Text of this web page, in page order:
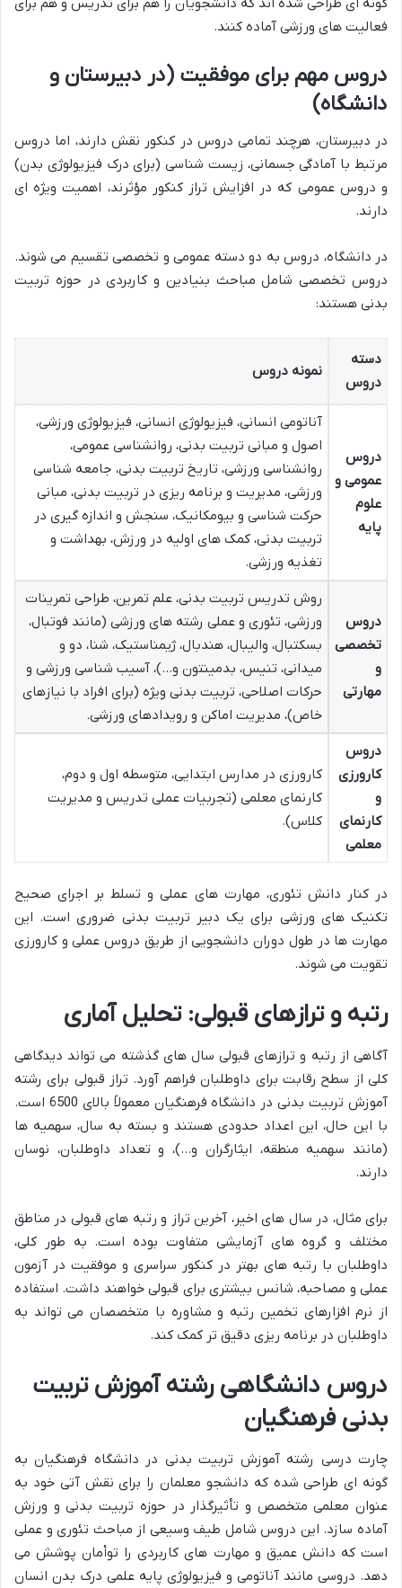
گونه ای طراحی شده اند که دانشجویان را هم برای تدریس و هم برای
فعالیت های ورزشی آماده کنند.
دروس مهم برای موفقیت (در دبیرستان و
دانشگاه)
در دبیرستان، هرچند تمامی دروس در کنکور نقش دارند، اما دروس
مرتبط با آمادگی جسمانی، زیست شناسی (برای درک فیزیولوژی بدن)
و دروس عمومی که در افزایش تراز کنکور مؤثرند، اهمیت ویژه ای
دارند.
در دانشگاه، دروس به دو دسته عمومی و تخصصی تقسیم می شوند.
دروس تخصصی شامل مباحث بنیادین و کاربردی در حوزه تربیت
بدنی هستند:
دسته
دروس
نمونه دروس
دروس
عمومی و
علوم
پایه
آناتومی انسانی، فیزیولوژی انسانی، فیزیولوژی ورزشی،
اصول و مبانی تربیت بدنی، روانشناسی عمومی،
روانشناسی ورزشی، تاریخ تربیت بدنی، جامعه شناسی
ورزشی، مدیریت و برنامه ریزی در تربیت بدنی، مبانی
حرکت شناسی و بیومکانیک، سنجش و اندازه گیری در
تربیت بدنی، کمک های اولیه در ورزش، بهداشت و
تغذیه ورزشی.
دروس
تخصصی
و
مهارتی
روش تدریس تربیت بدنی، علم تمرین، طراحی تمرینات
ورزشی، تئوری و عملی رشته های ورزشی (مانند فوتبال،
بسکتبال، والیبال، هندبال، ژیمناستیک، شنا، دو و
میدانی، تنیس، بدمینتون و…)، آسیب شناسی ورزشی و
حرکات اصلاحی، تربیت بدنی ویژه (برای افراد با نیازهای
خاص)، مدیریت اماکن و رویدادهای ورزشی.
دروس
کارورزی
و
کارنمای
معلمی
کارورزی در مدارس ابتدایی، متوسطه اول و دوم،
کارنمای معلمی (تجربیات عملی تدریس و مدیریت
کلاس).
در کنار دانش تئوری، مهارت های عملی و تسلط بر اجرای صحیح
تکنیک های ورزشی برای یک دبیر تربیت بدنی ضروری است. این
مهارت ها در طول دوران دانشجویی از طریق دروس عملی و کارورزی
تقویت می شوند.
رتبه و ترازهای قبولی: تحلیل آماری
آگاهی از رتبه و ترازهای قبولی سال های گذشته می تواند دیدگاهی
کلی از سطح رقابت برای داوطلبان فراهم آورد. تراز قبولی برای رشته
آموزش تربیت بدنی در دانشگاه فرهنگیان معمولاً بالای 6500 است.
با این حال، این اعداد حدودی هستند و بسته به سال، سهمیه ها
(مانند سهمیه منطقه، ایثارگران و…)، و تعداد داوطلبان، نوسان
دارند.
برای مثال، در سال های اخیر، آخرین تراز و رتبه های قبولی در مناطق
مختلف و گروه های آزمایشی متفاوت بوده است. به طور کلی،
داوطلبان با رتبه های بهتر در کنکور سراسری و موفقیت در آزمون
عملی و مصاحبه، شانس بیشتری برای قبولی خواهند داشت. استفاده
از نرم افزارهای تخمین رتبه و مشاوره با متخصصان می تواند به
داوطلبان در برنامه ریزی دقیق تر کمک کند.
دروس دانشگاهی رشته آموزش تربیت
بدنی فرهنگیان
چارت درسی رشته آموزش تربیت بدنی در دانشگاه فرهنگیان به
گونه ای طراحی شده که دانشجو معلمان را برای نقش آتی خود به
عنوان معلمی متخصص و تأثیرگذار در حوزه تربیت بدنی و ورزش
آماده سازد. این دروس شامل طیف وسیعی از مباحث تئوری و عملی
است که دانش عمیق و مهارت های کاربردی را توأمان پوشش می
دهد. دروسی مانند آناتومی و فیزیولوژی پایه علمی درک بدن انسان